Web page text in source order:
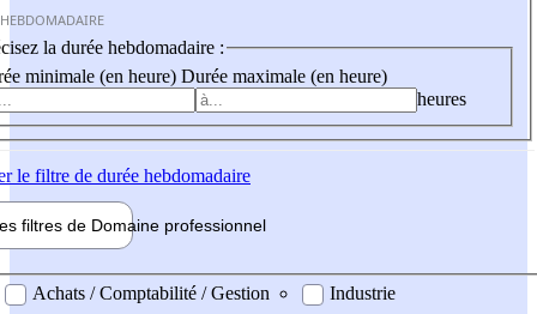
la durée hebdomadaire :
minimale (en heure) Durée maximale (en heure)
heures
le filtre de durée hebdomadaire
filtres de Domaine professionnel
professionel
Achats / Comptabilité / Gestion
Industrie